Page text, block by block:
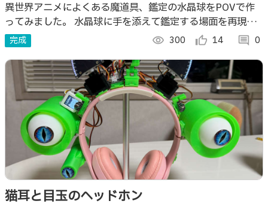
異世界アニメによくある魔道具、鑑定の水晶球をPOVで作
ってみました。 水晶球に手を添えて鑑定する場面を再現し
てみました。 そのためタッチの検出には透明電極を使った
静電容量センサーを使用しています。
完成 visibility 300 thumb_up_alt 14 comment 0
猫耳と目玉のヘッドホン